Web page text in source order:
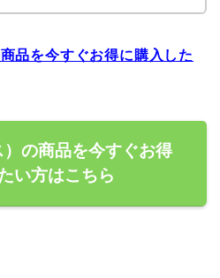
品を今すぐお得に購入した
の商品を今すぐお得
い方はこちら